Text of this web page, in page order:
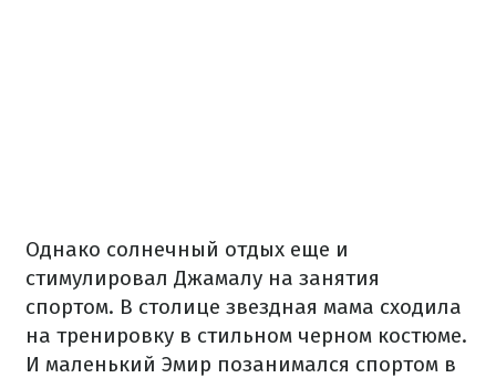
Однако солнечный отдых еще и
стимулировал Джамалу на занятия
спортом. В столице звездная мама сходила
на тренировку в стильном черном костюме.
И маленький Эмир позанимался спортом в